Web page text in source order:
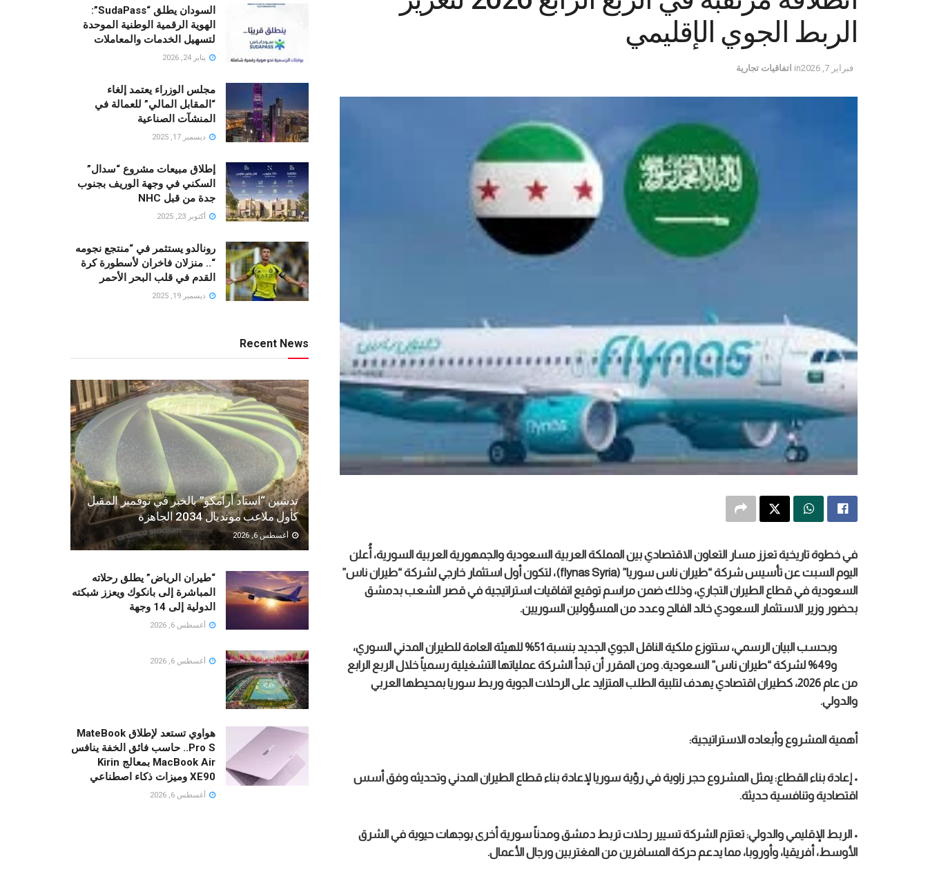
الربط الجوي الإقليمي
فبراير 7, 2026 in اتفاقيات تجارية
في خطوة تاريخية تعزز مسار التعاون الاقتصادي بين المملكة العربية السعودية والجمهورية العربية السورية، أُعلن
اليوم السبت عن تأسيس شركة “طيران ناس سوريا” (flynas Syria)، لتكون أول استثمار خارجي لشركة “طيران ناس”
السعودية في قطاع الطيران التجاري، وذلك ضمن مراسم توقيع اتفاقيات استراتيجية في قصر الشعب بدمشق
بحضور وزير الاستثمار السعودي خالد الفالح وعدد من المسؤولين السوريين.
وبحسب البيان الرسمي، ستتوزع ملكية الناقل الجوي الجديد بنسبة 51% للهيئة العامة للطيران المدني السوري،
و49% لشركة “طيران ناس” السعودية. ومن المقرر أن تبدأ الشركة عملياتها التشغيلية رسمياً خلال الربع الرابع
من عام 2026، كطيران اقتصادي يهدف لتلبية الطلب المتزايد على الرحلات الجوية وربط سوريا بمحيطها العربي
والدولي.
أهمية المشروع وأبعاده الاستراتيجية:
• إعادة بناء القطاع: يمثل المشروع حجر زاوية في رؤية سوريا لإعادة بناء قطاع الطيران المدني وتحديثه وفق أسس
اقتصادية وتنافسية حديثة.
• الربط الإقليمي والدولي: تعتزم الشركة تسيير رحلات تربط دمشق ومدناً سورية أخرى بوجهات حيوية في الشرق
الأوسط، أفريقيا، وأوروبا، مما يدعم حركة المسافرين من المغتربين ورجال الأعمال.
السودان يطلق “SudaPass”:
الهوية الرقمية الوطنية الموحدة
لتسهيل الخدمات والمعاملات
يناير 24, 2026
مجلس الوزراء يعتمد إلغاء
“المقابل المالي” للعمالة في
المنشآت الصناعية
ديسمبر 17, 2025
إطلاق مبيعات مشروع “سدال”
السكني في وجهة الوريف بجنوب
جدة من قبل NHC
أكتوبر 23, 2025
رونالدو يستثمر في “منتجع نجومه
“.. منزلان فاخران لأسطورة كرة
القدم في قلب البحر الأحمر
ديسمبر 19, 2025
Recent News
تدشين “استاد أرامكو” بالخبر في نوفمبر المقبل
كأول ملاعب مونديال 2034 الجاهزة
أغسطس 6, 2026
“طيران الرياض” يطلق رحلاته
المباشرة إلى بانكوك ويعزز شبكته
الدولية إلى 14 وجهة
أغسطس 6, 2026
أغسطس 6, 2026
هواوي تستعد لإطلاق MateBook
Pro S.. حاسب فائق الخفة ينافس
MacBook Air بمعالج Kirin
XE90 وميزات ذكاء اصطناعي
أغسطس 6, 2026